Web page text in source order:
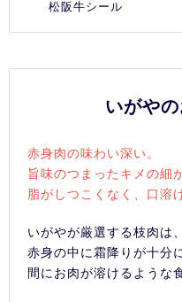
松阪牛シール
いがや
赤身肉の味わい深い。
旨味のつまったキメの細
脂がしつこくなく、口溶
いがやが厳選する枝肉は
赤身の中に霜降りが十分
間にお肉が溶けるような